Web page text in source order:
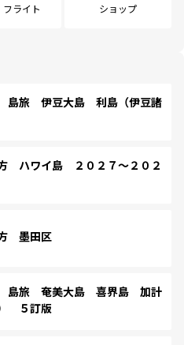
ライト ショップ
島旅 伊豆大島 利島（伊豆諸
ハワイ島 ２０２７～２０２
墨田区
島旅 奄美大島 喜界島 加計
５訂版